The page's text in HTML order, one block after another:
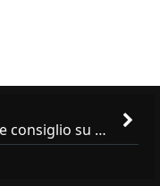
Ciao a tutti, sto cercando qualche consiglio su **marchi/produttori di cucine in stile alpino, montano o dolomitico**,